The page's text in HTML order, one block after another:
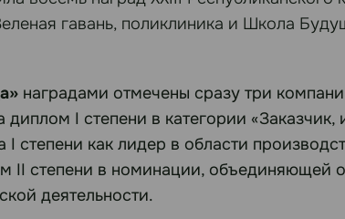
гавань, поликлиника и Школа
наградами отмечены сразу три
диплом I степени в категории «Заказчик,
степени как лидер в области
II степени в номинации, объединяющей
деятельности.